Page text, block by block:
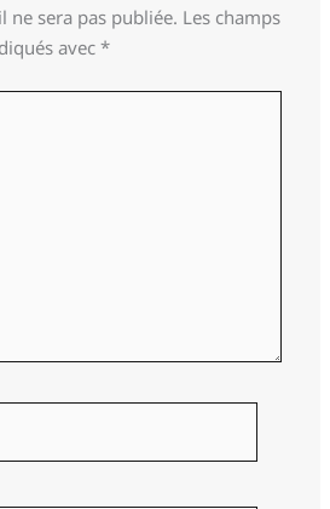
ne sera pas publiée. Les champs
avec*